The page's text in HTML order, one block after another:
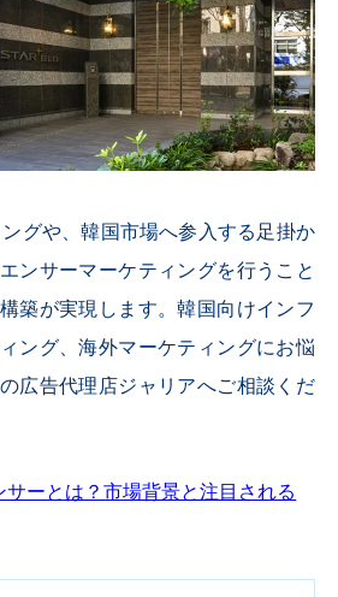
グや、韓国市場へ参入する足掛か
ンサーマーケティングを行うこと
築が実現します。韓国向けインフ
ング、海外マーケティングにお悩
広告代理店ジャリアへご相談くだ
ーとは？市場背景と注目される